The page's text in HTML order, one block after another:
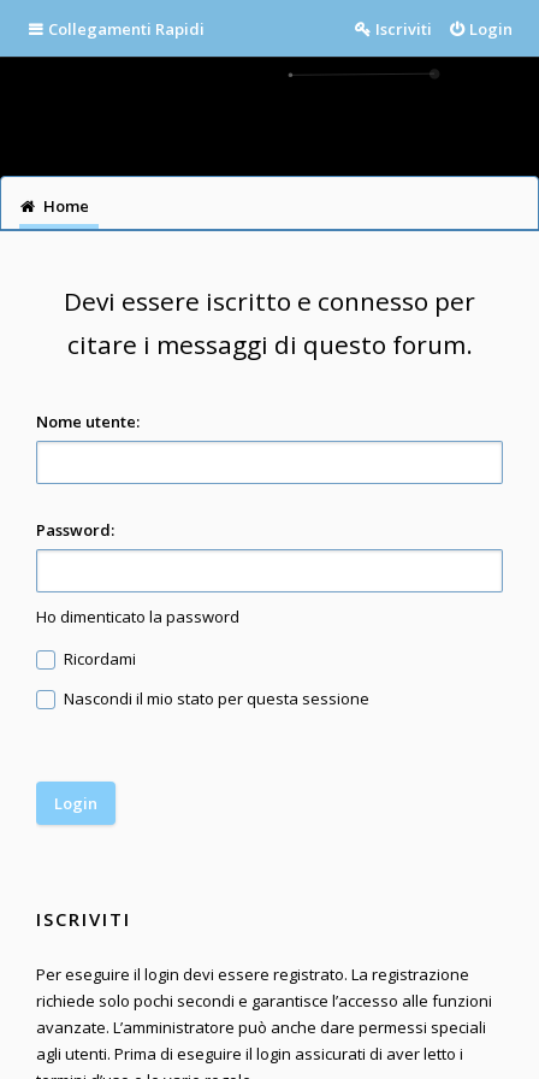
Collegamenti Rapidi Login
Iscriviti
Home
Devi essere iscritto e connesso per
citare i messaggi di questo forum.
Nome utente:
Password:
Ho dimenticato la password
Ricordami
Nascondi il mio stato per questa sessione
ISCRIVITI
Per eseguire il login devi essere registrato. La registrazione
richiede solo pochi secondi e garantisce l’accesso alle funzioni
avanzate. L’amministratore può anche dare permessi speciali
agli utenti. Prima di eseguire il login assicurati di aver letto i